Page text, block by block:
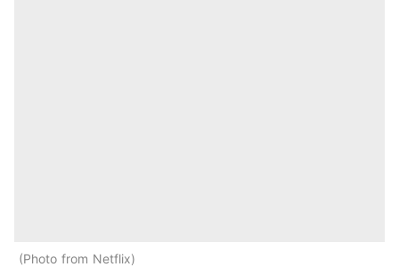
Photo from Netflix